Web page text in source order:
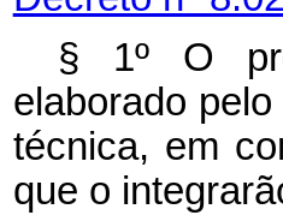
§ 1º O
elaborado
técnica, em
que o